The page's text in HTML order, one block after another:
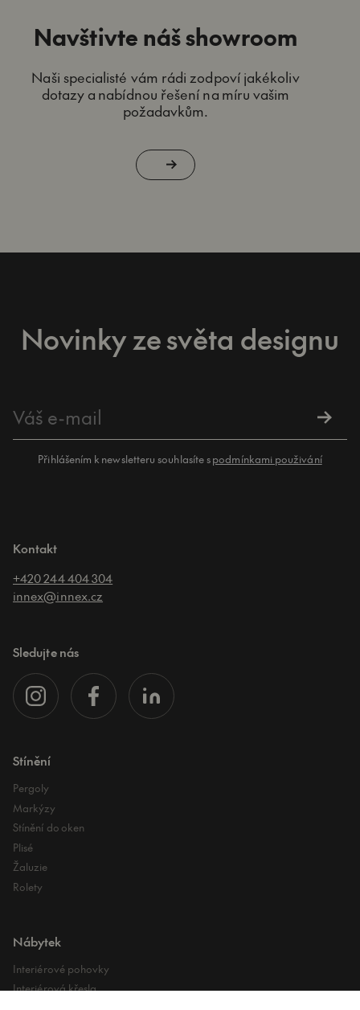
Navštivte náš showroom
Naši specialisté vám rádi zodpoví jakékoliv
dotazy a nabídnou řešení na míru vašim
požadavkům.
Novinky ze světa designu
Přihlášením k newsletteru souhlasíte spodmínkami použivání
Kontakt
+420 244 404 304
innex@innex.cz
Sledujte nás
Stínění
Pergoly
Markýzy
Stínění do oken
Plisé
Žaluzie
Rolety
Nábytek
Interiérové pohovky
Interiérová křesla